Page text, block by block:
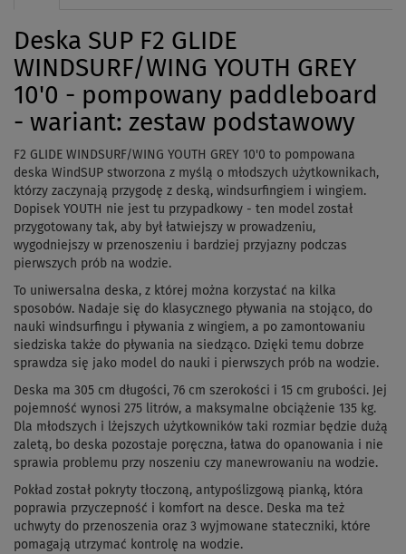
Deska SUP F2 GLIDE
WINDSURF/WING YOUTH GREY
10'0 - pompowany paddleboard
- wariant: zestaw podstawowy
F2 GLIDE WINDSURF/WING YOUTH GREY 10'0 to pompowana
deska WindSUP stworzona z myślą o młodszych użytkownikach,
którzy zaczynają przygodę z deską, windsurfingiem i wingiem.
Dopisek YOUTH nie jest tu przypadkowy - ten model został
przygotowany tak, aby był łatwiejszy w prowadzeniu,
wygodniejszy w przenoszeniu i bardziej przyjazny podczas
pierwszych prób na wodzie.
To uniwersalna deska, z której można korzystać na kilka
sposobów. Nadaje się do klasycznego pływania na stojąco, do
nauki windsurfingu i pływania z wingiem, a po zamontowaniu
siedziska także do pływania na siedząco. Dzięki temu dobrze
sprawdza się jako model do nauki i pierwszych prób na wodzie.
Deska ma 305 cm długości, 76 cm szerokości i 15 cm grubości. Jej
pojemność wynosi 275 litrów, a maksymalne obciążenie 135 kg.
Dla młodszych i lżejszych użytkowników taki rozmiar będzie dużą
zaletą, bo deska pozostaje poręczna, łatwa do opanowania i nie
sprawia problemu przy noszeniu czy manewrowaniu na wodzie.
Pokład został pokryty tłoczoną, antypoślizgową pianką, która
poprawia przyczepność i komfort na desce. Deska ma też
uchwyty do przenoszenia oraz 3 wyjmowane stateczniki, które
pomagają utrzymać kontrolę na wodzie.